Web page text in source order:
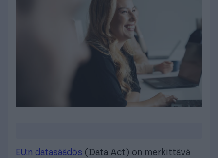
Kokeile maksutta
Kirjaudu
EU:n datasäädös (Data Act) on merkittävä